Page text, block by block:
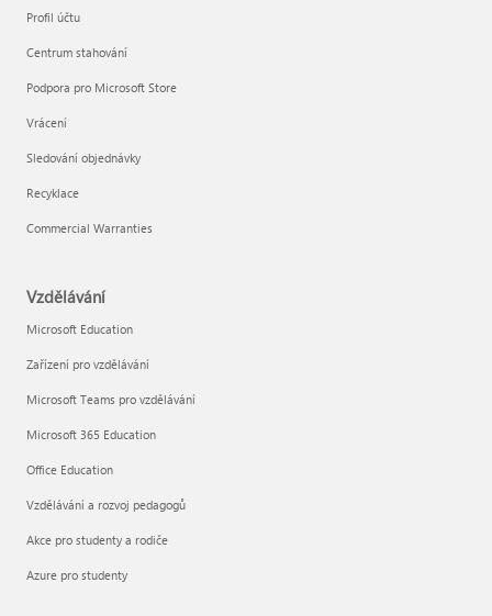
Profil účtu
Centrum stahování
Podpora pro Microsoft Store
Vrácení
Sledování objednávky
Recyklace
Commercial Warranties
Vzdělávání
Microsoft Education
Zařízení pro vzdělávání
Microsoft Teams pro vzdělávání
Microsoft 365 Education
Office Education
Vzdělávání a rozvoj pedagogů
Akce pro studenty a rodiče
Azure pro studenty